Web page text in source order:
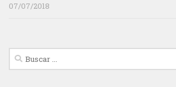
07/07/2018
Buscar: